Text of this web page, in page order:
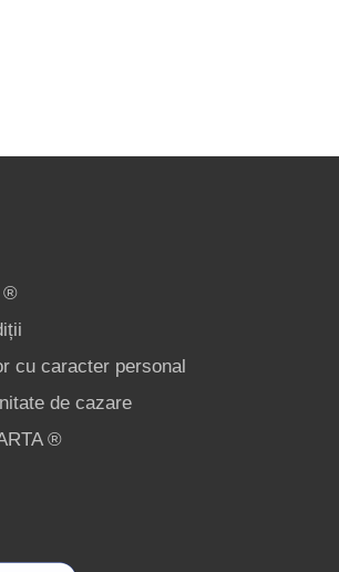
®
cu caracter personal
de cazare
®